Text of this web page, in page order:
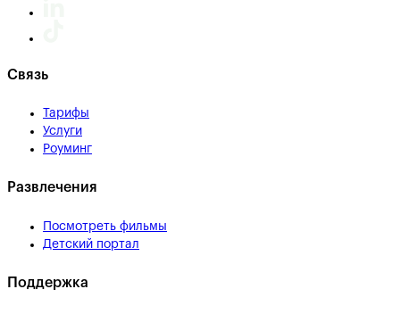
Связь
Тарифы
Услуги
Роуминг
Развлечения
Посмотреть фильмы
Детский портал
Поддержка